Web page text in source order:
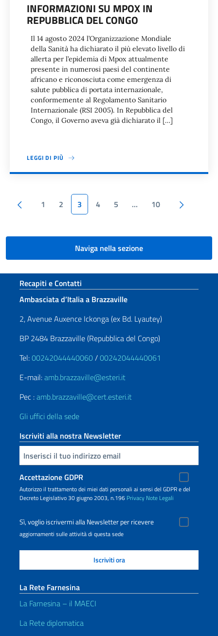
INFORMAZIONI SU MPOX IN
REPUBBLICA DEL CONGO
Il 14 agosto 2024 l’Organizzazione Mondiale
della Sanità ha dichiarato il più elevato livello di
allerta per l’epidemia di Mpox attualmente
presente in numerosi paesi del continente
africano e riconosciuta come emergenza di
salute pubblica di portata internazionale,
conformemente al Regolamento Sanitario
Internazionale (RSI 2005). In Repubblica del
Congo, il Governo aveva già dichiarato il […]
LEGGI DI PIÙ
Paginazione
Pagina precedente
1 2 3 4 5 … 10
Naviga nella sezione
Sezione footer
Recapiti e Contatti
Ambasciata d’Italia a Brazzaville
2, Avenue Auxence Ickonga (ex Bd. Lyautey)
BP 2484 Brazzaville (Repubblica del Congo)
Tel:00242044440060/00242044440061
E-mail:amb.brazzaville@esteri.it
Pec :amb.brazzaville@cert.esteri.it
Gli uffici della sede
Iscriviti alla nostra Newsletter
Inserisci la tua email
Accettazione GDPR
Autorizzo il trattamento dei miei dati personali ai sensi del GDPR e del
Decreto Legislativo 30 giugno 2003, n.196 Privacy Note Legali
Sì, voglio iscrivermi alla Newsletter per ricevere
aggiornamenti sulle attività di questa sede
La Rete Farnesina
La Farnesina – il MAECI
La Rete diplomatica